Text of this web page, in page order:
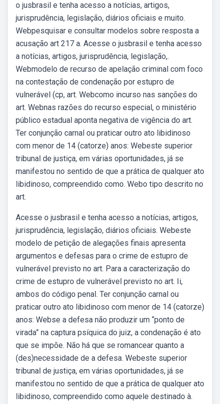
o jusbrasil e tenha acesso a notícias, artigos,
jurisprudência, legislação, diários oficiais e muito.
Webpesquisar e consultar modelos sobre resposta a
acusação art 217 a. Acesse o jusbrasil e tenha acesso
a notícias, artigos, jurisprudência, legislação,.
Webmodelo de recurso de apelação criminal com foco
na contestação de condenação por estupro de
vulnerável (cp, art. Webcomo incurso nas sanções do
art. Webnas razões do recurso especial, o ministério
público estadual aponta negativa de vigência do art.
Ter conjunção carnal ou praticar outro ato libidinoso
com menor de 14 (catorze) anos: Webeste superior
tribunal de justiça, em várias oportunidades, já se
manifestou no sentido de que a prática de qualquer ato
libidinoso, compreendido como. Webo tipo descrito no
art.
Acesse o jusbrasil e tenha acesso a notícias, artigos,
jurisprudência, legislação, diários oficiais. Webeste
modelo de petição de alegações finais apresenta
argumentos e defesas para o crime de estupro de
vulnerável previsto no art. Para a caracterização do
crime de estupro de vulnerável previsto no art. Ii,
ambos do código penal. Ter conjunção carnal ou
praticar outro ato libidinoso com menor de 14 (catorze)
anos: Webse a defesa não produzir um “ponto de
virada” na captura psíquica do juiz, a condenação é ato
que se impõe. Não há que se romancear quanto a
(des)necessidade de a defesa. Webeste superior
tribunal de justiça, em várias oportunidades, já se
manifestou no sentido de que a prática de qualquer ato
libidinoso, compreendido como aquele destinado à.